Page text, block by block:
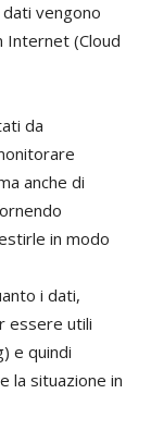
vengono
Internet (Cloud
da
anche di
in modo
i dati,
essere utili
e quindi
la situazione in